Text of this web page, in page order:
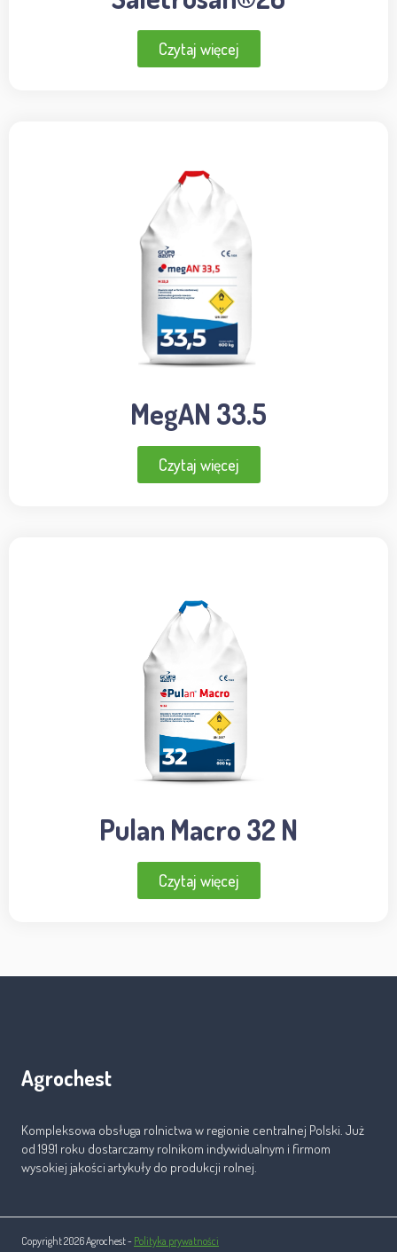
Czytaj więcej
MegAN 33.5
Czytaj więcej
Pulan Macro 32 N
Czytaj więcej
Agrochest
Kompleksowa obsługa rolnictwa w regionie centralnej Polski. Już
od 1991 roku dostarczamy rolnikom indywidualnym i firmom
wysokiej jakości artykuły do produkcji rolnej.
Copyright 2026 Agrochest - Polityka prywatności